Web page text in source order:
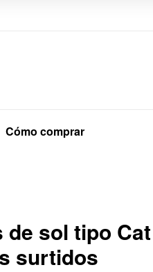
Cómo comprar
de sol tipo
surtidos